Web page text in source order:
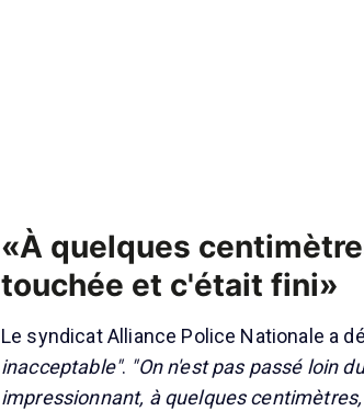
«À quelques
touchée et c'était fini»
Le syndicat Alliance Police Nationale a
inacceptable". "On n'est pas passé loin
impressionnant, à quelques